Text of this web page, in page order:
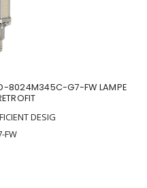
8024M345C-G7-FW LAMPE
DESIG
FW